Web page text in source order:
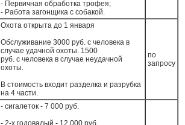
- Первичная обработка трофея;
- Работа загонщика с собакой.
Охота открыта до 1 января
Обслуживание 3000 руб. с человека в
случае удачной охоты. 1500
руб. с человека в случае неудачной
охоты.
В стоимость входит разделка и разрубка
на 4 части.
по
запросу
- сигалеток - 7 000 руб.
- 2-х годовалый - 12 000 руб.